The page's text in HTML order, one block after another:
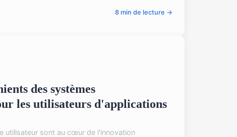
8 min de lecture →
des systèmes
les utilisateurs d'applications
utilisateur sont au cœur de l'innovation